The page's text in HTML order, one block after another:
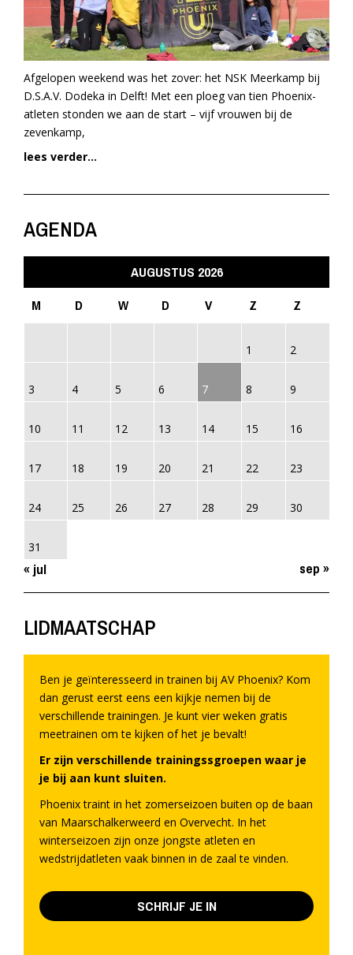
Afgelopen weekend was het zover: het NSK Meerkamp bij
D.S.A.V. Dodeka in Delft! Met een ploeg van tien Phoenix-
atleten stonden we aan de start – vijf vrouwen bij de
zevenkamp,
lees verder...
AGENDA
AUGUSTUS 2026
M
D W D V Z Z
1 2
3 4 5 6 7 8 9
10 11 12 13 14 15 16
17 18 19 20 21 22 23
24 25 26 27 28 29 30
31
« jul sep »
LIDMAATSCHAP
Ben je geïnteresseerd in trainen bij AV Phoenix? Kom
dan gerust eerst eens een kijkje nemen bij de
verschillende trainingen. Je kunt vier weken gratis
meetrainen om te kijken of het je bevalt!
Er zijn verschillende trainingssgroepen waar je
je bij aan kunt sluiten.
Phoenix traint in het zomerseizoen buiten op de baan
van Maarschalkerweerd en Overvecht. In het
winterseizoen zijn onze jongste atleten en
wedstrijdatleten vaak binnen in de zaal te vinden.
SCHRIJF JE IN